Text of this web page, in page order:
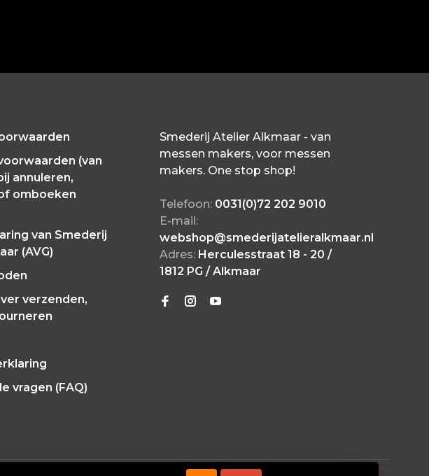
(van
annuleren,
omboeken
van Smederij
(AVG)
verzenden,
vragen (FAQ)
Smederij Atelier Alkmaar - van
messen makers, voor messen
makers. One stop shop!
Telefoon: 0031(0)72 202 9010
E-mail:
webshop@smederijatelieralkmaar.nl
Adres: Herculesstraat 18 - 20 /
1812 PG / Alkmaar